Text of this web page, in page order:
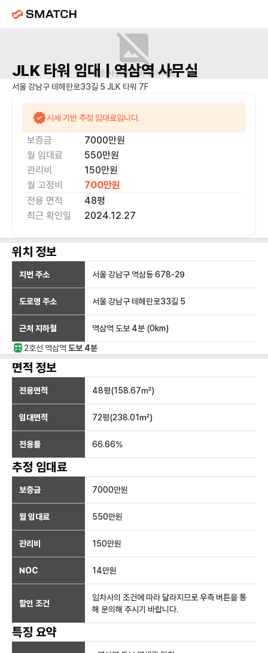
매물 사진을 준비 중이에요.
JLK 타워 임대 | 역삼역사무실
서울 강남구 테헤란로33길 5 JLK 타워 7F
시세 기반 추정 임대료입니다.
보증금 7000만원
월 임대료
550만원
관리비
150만원
월 고정비
700만원
전용 면적
48평
최근 확인일
2024.12.27
위치 정보
지번 주소 서울 강남구 역삼동 678-29
도로명 주소 서울 강남구 테헤란로33길 5
근처 지하철 역삼역 도보 4분 (0km)
2호선 역삼역 도보 4분
면적 정보
전용면적 48평(158.67㎡)
임대면적 72평(238.01㎡)
전용률 66.66%
추정 임대료
보증금 7000만원
월 임대료 550만원
관리비 150만원
NOC 14만원
할인 조건
임차사의 조건에 따라 달라지므로 우측 버튼을 통
해 문의해 주시기 바랍니다.
특징 요약